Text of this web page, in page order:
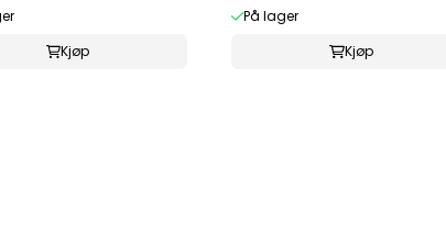
Kjøp
På lager
Kjøp